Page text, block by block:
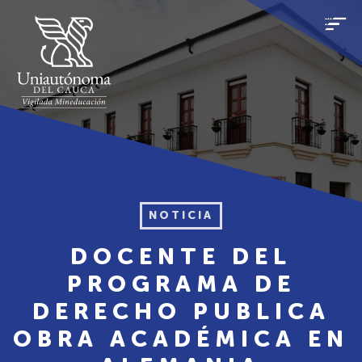
NOTICIA
DOCENTE DEL
PROGRAMA DE
DERECHO PUBLICA
OBRA ACADÉMICA EN